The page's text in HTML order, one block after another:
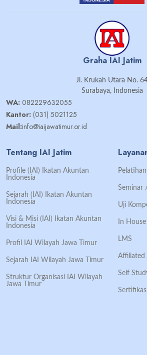
Graha IAI Jatim
Jl. Krukah Utara No.
Surabaya, Indonesia
WA: 082229632055
Kantor: (031) 5021125
Mail:info@iaijawatimur.or.id
Tentang IAI Jatim
Profile (IAI) Ikatan Akuntan
Indonesia
Sejarah (IAI) Ikatan Akuntan
Indonesia
Visi & Misi (IAI) Ikatan Akuntan
Indonesia
Profil IAI Wilayah Jawa Timur
Sejarah IAI Wilayah Jawa Timur
Struktur Organisasi IAI Wilayah
Jawa Timur
Pelatihan
Seminar
Uji
In
LMS
Affiliated
Self